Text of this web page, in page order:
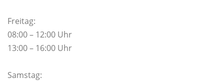
Freitag:
08:00 – 12:00 Uhr
13:00 – 16:00 Uhr
Samstag: